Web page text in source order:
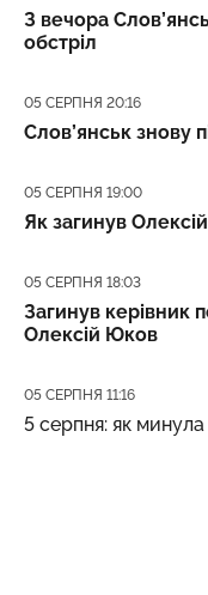
З вечора
обстріл
Дата публікації
05 СЕРПНЯ 20:16
Слов’янськ знову
Дата публікації
05 СЕРПНЯ 19:00
Як загинув
Дата публікації
05 СЕРПНЯ 18:03
Загинув керівник
Олексій Юков
Дата публікації
05 СЕРПНЯ 11:16
5 серпня: як